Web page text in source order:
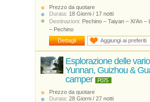
Prezzo da quotare
Durata: 18 Giorni / 17 notti
Destinazioni: Pechino – Taiyan – Xi’An
– Pechino
Dettagli
Aggiungi ai preferiti
Esplorazione delle
Yunnan, Guizhou &
camper
P075
Prezzo da quotare
Durata: 28 Giorni / 27 notti